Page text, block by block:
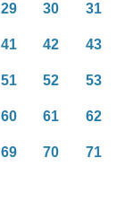
29 30 31
41 42 43
51 52 53
60 61 62
69 70 71